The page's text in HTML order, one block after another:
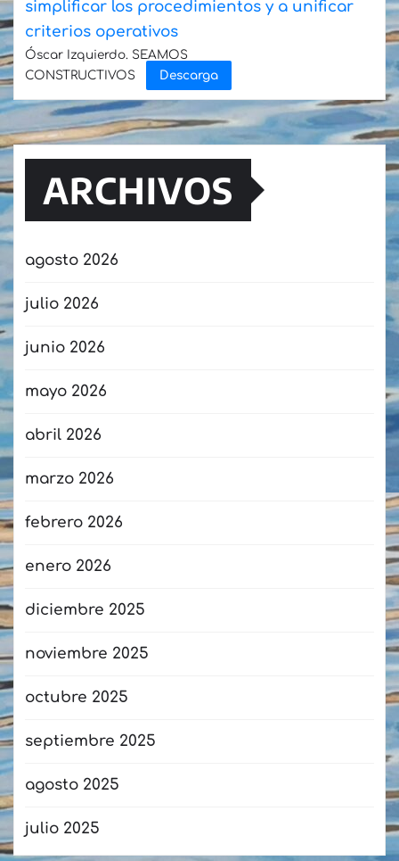
posición
estatal
en
movimiento
de
pasajeros
y
líder
en
simplificar los procedimientos y a unificar
criterios operativos
Óscar Izquierdo. SEAMOS
CONSTRUCTIVOS
Descarga
ARCHIVOS
agosto 2026
julio 2026
junio 2026
mayo 2026
abril 2026
marzo 2026
febrero 2026
enero 2026
diciembre 2025
noviembre 2025
octubre 2025
septiembre 2025
agosto 2025
julio 2025